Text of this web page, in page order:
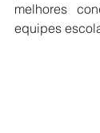
melhores
equipes